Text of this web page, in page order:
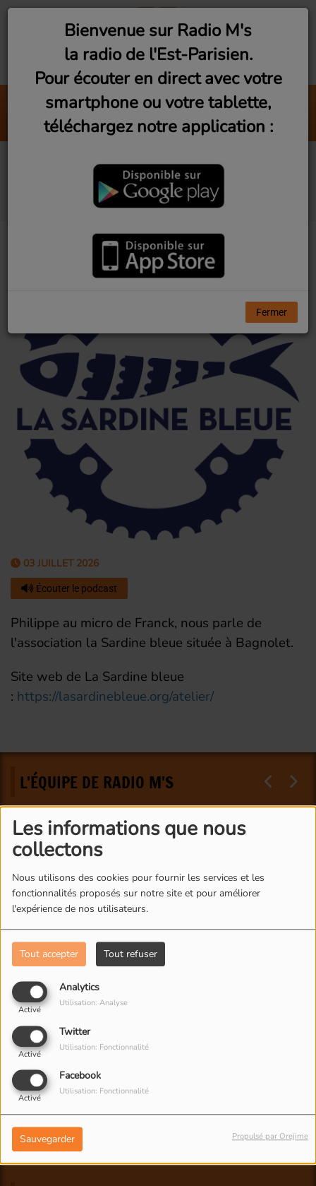
Les informations que nous
collectons
Nous utilisons des cookies pour fournir les services et les
fonctionnalités proposés sur notre site et pour améliorer
l'expérience de nos utilisateurs.
Tout accepter Tout refuser
Analytics
Activé
Utilisation: Analyse
Twitter
Activé
Utilisation: Fonctionnalité
Facebook
Activé
Utilisation: Fonctionnalité
Sauvegarder Propulsé par Orejime
L'Ombre De Tes Pas
Last Motel
Bagnolet : Philippe de
La Sardine bleue
03 JUILLET 2026
Écouter le podcast
Philippe au micro de Franck, nous parle de
l'association la Sardine bleue située à Bagnolet.
Site web de La Sardine bleue
: https://lasardinebleue.org/atelier/
L'ÉQUIPE DE RADIO M'S
Bienvenue sur Radio M's
la radio de l'Est-Parisien.
Pour écouter en direct avec votre
smartphone ou votre tablette,
téléchargez notre application :
Fermer